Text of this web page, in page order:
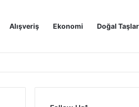
Alışveriş Ekonomi Doğal